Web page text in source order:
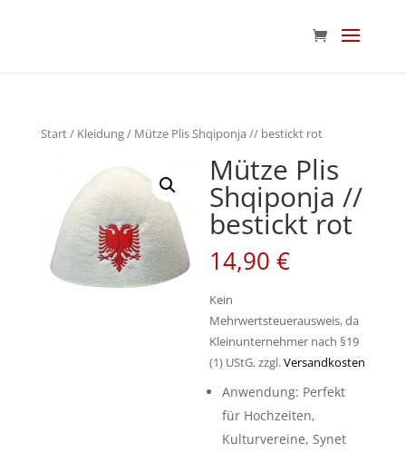
Start/ Kleidung/ Mütze Plis Shqiponja // bestickt rot
Mütze Plis
Shqiponja //
bestickt rot
14,90€
Kein
Mehrwertsteuerausweis, da
Kleinunternehmer nach §19
(1) UStG.zzgl.Versandkosten
Anwendung: Perfekt
für Hochzeiten,
Kulturvereine, Synet